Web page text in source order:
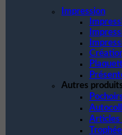
Impression
Autres produits
Articles